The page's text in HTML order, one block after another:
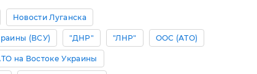
Новости Луганска
(ВСУ) "ДНР" "ЛНР" ООС (АТО)
на Востоке Украины